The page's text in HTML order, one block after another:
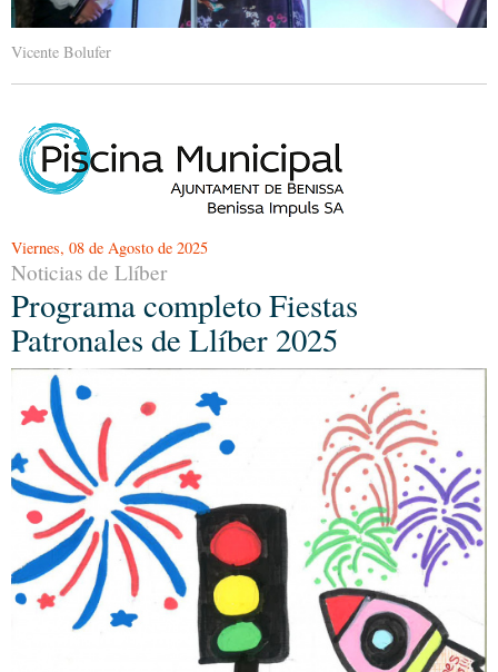
Vicente Bolufer
Viernes, 08 de Agosto de 2025
Noticias de Llíber
Programa completo Fiestas
Patronales de Llíber 2025